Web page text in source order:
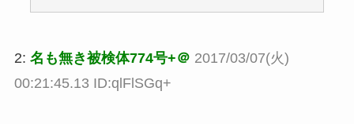
2: 名も無き被検体774号+＠ 2017/03/07(火)
00:21:45.13 ID:qlFlSGq+